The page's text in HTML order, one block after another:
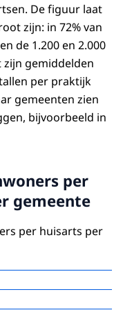
De figuur laat
zijn: in 72% van
de 1.200 en 2.000
gemiddelden
per praktijk
gemeenten zien
bijvoorbeeld in
per
gemeente
per huisarts per